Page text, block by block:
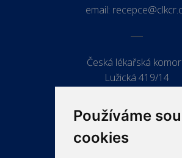
Používáme
cookies
email:
Česká lékařská
Lužická 419/14